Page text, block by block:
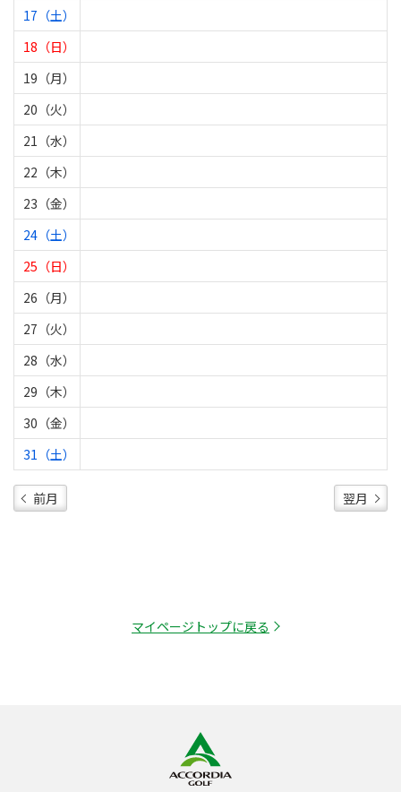
17（土）
18（日）
19（月）
20（火）
21（水）
22（木）
23（金）
24（土）
25（日）
26（月）
27（火）
28（水）
29（木）
30（金）
31（土）
前月 翌月
マイページトップに戻る